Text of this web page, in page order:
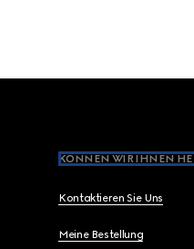
KÖNNEN WIR IHNEN
Kontaktieren Sie Uns
Meine Bestellung